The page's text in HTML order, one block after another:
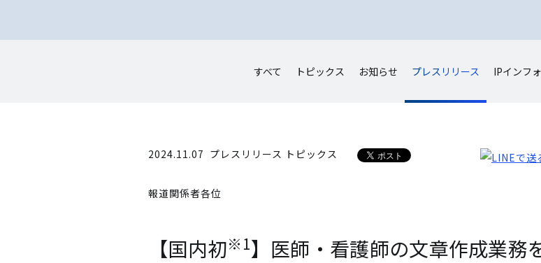
すべて トピックス お知らせ プレスリリース IPインフ
2024.11.07 プレスリリース トピックス
報道関係者各位
【国内初※1】医師・看護師の文章作成業務